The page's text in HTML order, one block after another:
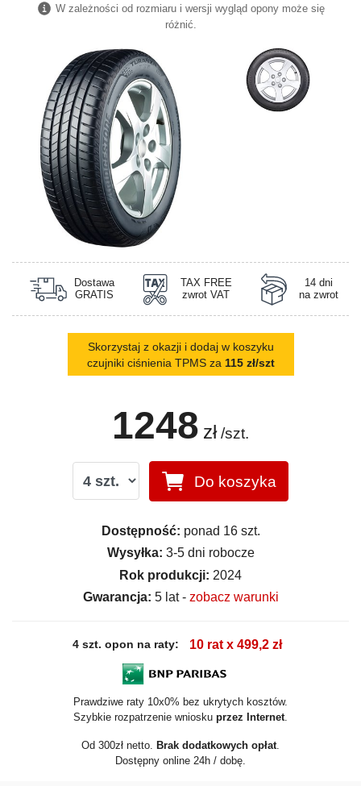
W zależności od rozmiaru i wersji wygląd opony może się
różnić.
Dostawa
GRATIS
TAX FREE
zwrot VAT
14 dni
na zwrot
Skorzystaj z okazji i dodaj w koszyku
czujniki ciśnienia TPMS za 115 zł/szt
1248 zł /szt.
Do koszyka
Dostępność: ponad 16 szt.
Wysyłka: 3-5 dni robocze
Rok produkcji: 2024
Gwarancja: 5 lat - zobacz warunki
4 szt. opon na raty: 10 rat x 499,2 zł
Prawdziwe raty 10x0% bez ukrytych kosztów.
Szybkie rozpatrzenie wniosku przez Internet
Od 300zł netto. Brak dodatkowych opłat
Dostępny online 24h / dobę.